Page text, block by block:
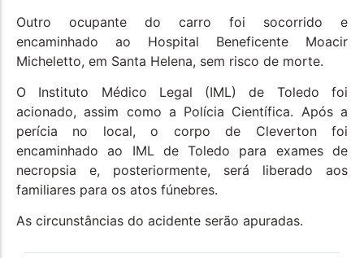
Outro ocupante do carro foi socorrido e
encaminhado ao Hospital Beneficente Moacir
Micheletto, em Santa Helena, sem risco de morte.
O Instituto Médico Legal (IML) de Toledo foi
acionado, assim como a Polícia Científica. Após a
perícia no local, o corpo de Cleverton foi
encaminhado ao IML de Toledo para exames de
necropsia e, posteriormente, será liberado aos
familiares para os atos fúnebres.
As circunstâncias do acidente serão apuradas.